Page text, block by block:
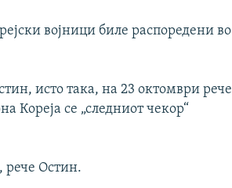
војници биле распоредени во
исто така, на 23 октомври рече
Кореја се „следниот чекор“
рече Остин.